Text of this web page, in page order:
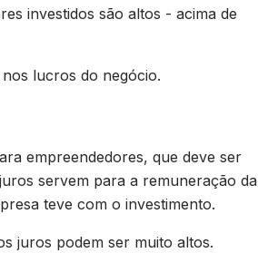
investidos são altos - acima de
lucros do negócio.
empreendedores, que deve ser
servem para a remuneração da
teve com o investimento.
juros podem ser muito altos.